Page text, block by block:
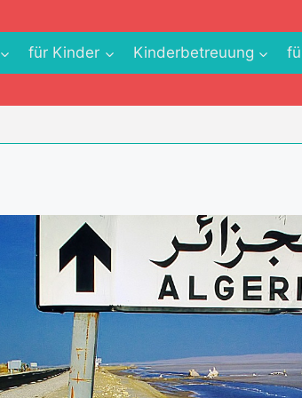
für Kinder Kinderbetreuung